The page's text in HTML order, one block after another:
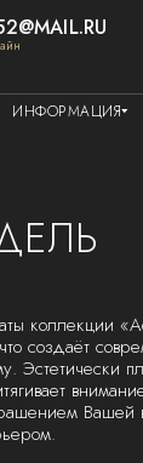
ИНФОРМАЦИЯ
коллекции
создаёт
Эстетически
Вашей